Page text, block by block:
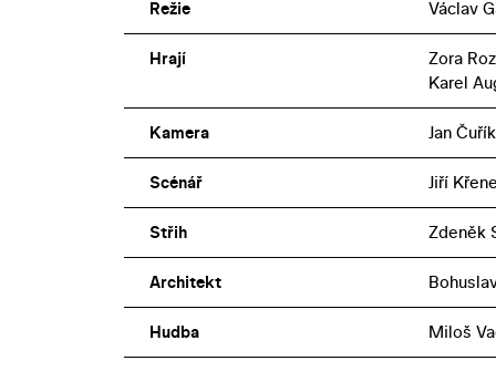
Režie Václav
Hrají
Zora
Karel
Kamera Jan Čuřík
Scénář Jiří
Střih Zdeněk
Architekt
Hudba Miloš